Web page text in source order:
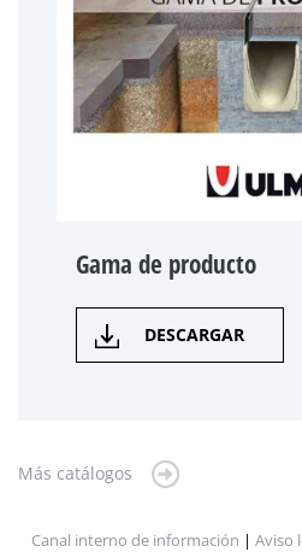
Gama de producto
DESCARGAR
Más catálogos
Canal interno de información | Aviso